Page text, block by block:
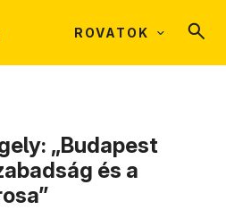
ROVATOK
„Budapest
és a